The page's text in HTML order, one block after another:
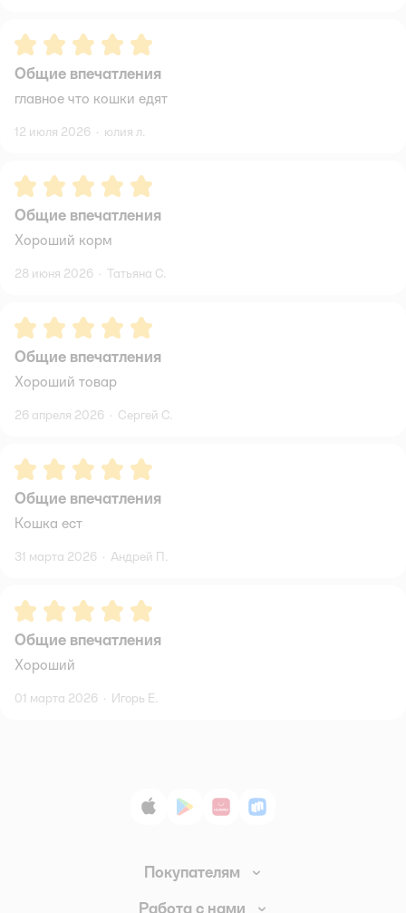
Рейтинг:5
Общие впечатления
главное что кошки едят
12 июля 2026 · юлия л.
Рейтинг:5
Общие впечатления
Хороший корм
28 июня 2026 · Татьяна С.
Рейтинг:5
Общие впечатления
Хороший товар
26 апреля 2026 · Сергей С.
Рейтинг:5
Общие впечатления
Кошка ест
31 марта 2026 · Андрей П.
Рейтинг:5
Общие впечатления
Хороший
01 марта 2026 · Игорь Е.
App StoreGoogle Play
AppGallery
RuStore
Покупателям
Доставка и оплата
Работа с нами